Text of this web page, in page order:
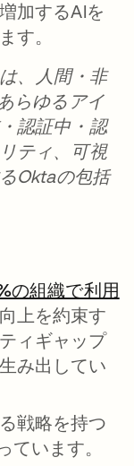
加するAIを
す。
、人間・非
らゆるアイ
認証中・認
ティ、可視
Oktaの包括
の組織で利用
上を約束す
ィギャップ
み出してい
戦略を持つ
ています。